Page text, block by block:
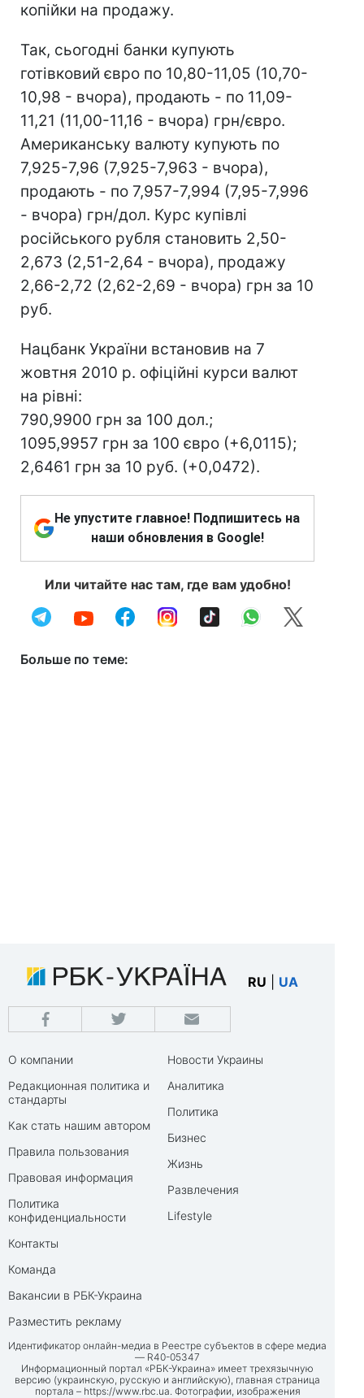
копійки на продажу.
Так, сьогодні банки купують
готівковий євро по 10,80-11,05 (10,70-
10,98 - вчора), продають - по 11,09-
11,21 (11,00-11,16 - вчора) грн/євро.
Американську валюту купують по
7,925-7,96 (7,925-7,963 - вчора),
продають - по 7,957-7,994 (7,95-7,996
- вчора) грн/дол. Курс купівлі
російського рубля становить 2,50-
2,673 (2,51-2,64 - вчора), продажу
2,66-2,72 (2,62-2,69 - вчора) грн за 10
руб.
Нацбанк України встановив на 7
жовтня 2010 р. офіційні курси валют
на рівні:
790,9900 грн за 100 дол.;
1095,9957 грн за 100 євро (+6,0115);
2,6461 грн за 10 руб. (+0,0472).
Не упустите главное! Подпишитесь на
наши обновления в Google!
Или читайте нас там, где вам удобно!
Больше по теме:
RU UA
О компании
Редакционная политика и
стандарты
Как стать нашим автором
Правила пользования
Правовая информация
Политика
конфиденциальности
Контакты
Команда
Вакансии в РБК-Украина
Разместить рекламу
Новости Украины
Аналитика
Политика
Бизнес
Жизнь
Развлечения
Lifestyle
Идентификатор онлайн-медиа в Реестре субъектов в сфере медиа
— R40-05347
Информационный портал «РБК-Украина» имеет трехязычную
версию (украинскую, русскую и английскую), главная страница
портала – https://www.rbc.ua. Фотографии, изображения